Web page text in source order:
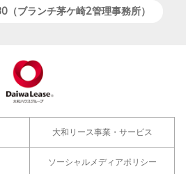
ブランチ茅ケ崎2管理事務所）
大和リース事業・サービス
ソーシャルメディアポリシー